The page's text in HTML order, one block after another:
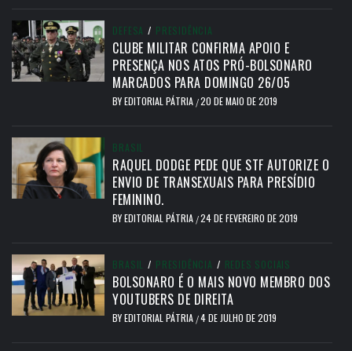
DEFESA / PRESIDÊNCIA
CLUBE MILITAR CONFIRMA APOIO E
PRESENÇA NOS ATOS PRÓ-BOLSONARO
MARCADOS PARA DOMINGO 26/05
BYEDITORIAL PÁTRIA /20 DE MAIO DE 2019
BRASIL
RAQUEL DODGE PEDE QUE STF AUTORIZE O
ENVIO DE TRANSEXUAIS PARA PRESÍDIO
FEMININO.
BYEDITORIAL PÁTRIA /24 DE FEVEREIRO DE 2019
BRASIL / PRESIDÊNCIA / REDES SOCIAIS
BOLSONARO É O MAIS NOVO MEMBRO DOS
YOUTUBERS DE DIREITA
BYEDITORIAL PÁTRIA /4 DE JULHO DE 2019